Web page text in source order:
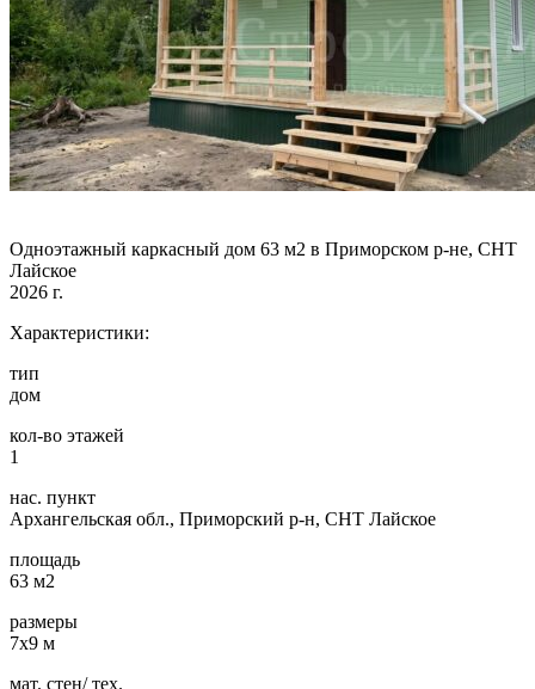
Одноэтажный каркасный дом 63 м2 в Приморском р-не, СНТ
Лайское
2026 г.
Характеристики:
тип
дом
кол-во этажей
1
нас. пункт
Архангельская обл., Приморский р-н, СНТ Лайское
площадь
63 м2
размеры
7х9 м
мат. стен/ тех.